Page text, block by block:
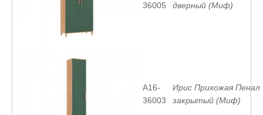
36005
дверный (Миф)
A16-
36003
Ирис Прихожая Пенал
закрытый (Миф)